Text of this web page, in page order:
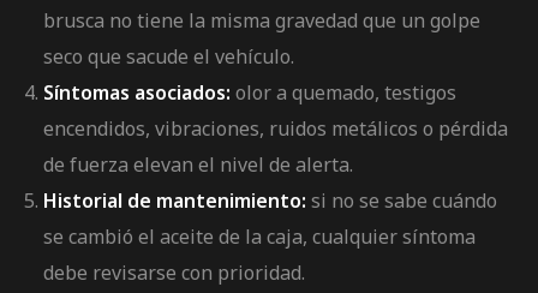
brusca no tiene la misma gravedad que un golpe
seco que sacude el vehículo.
Síntomas asociados: olor a quemado, testigos
encendidos, vibraciones, ruidos metálicos o pérdida
de fuerza elevan el nivel de alerta.
Historial de mantenimiento: si no se sabe cuándo
se cambió el aceite de la caja, cualquier síntoma
debe revisarse con prioridad.